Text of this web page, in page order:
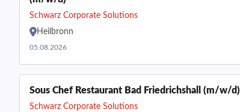
Schwarz Corporate Solutions
Heilbronn
05.08.2026
Sous Chef Restaurant Bad Friedrichshall (m/w/d)
Schwarz Corporate Solutions